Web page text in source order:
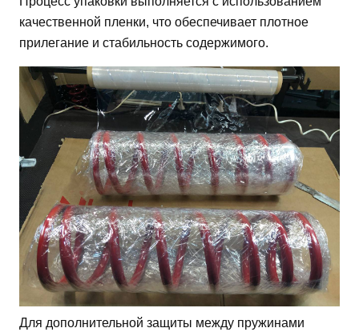
качественной пленки, что обеспечивает плотное
прилегание и стабильность содержимого.
Для дополнительной защиты между пружинами